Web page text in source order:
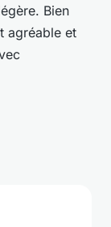
Bien
agréable et